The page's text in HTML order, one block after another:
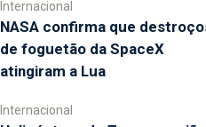
Internacional
NASA confirma que
de foguetão da SpaceX
atingiram a Lua
Internacional